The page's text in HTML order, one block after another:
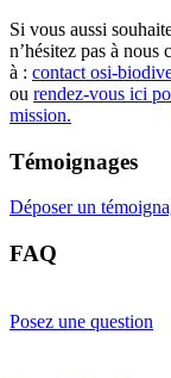
Si vous aussi
n’hésitez pas à nous
à : contact osi-
ou rendez-vous ici
mission.
Témoignages
Déposer un
FAQ
Posez une question